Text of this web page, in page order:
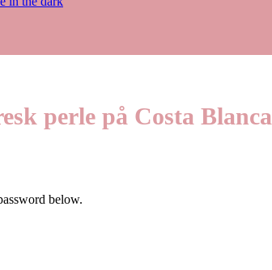
perle på Costa Blanca
below.